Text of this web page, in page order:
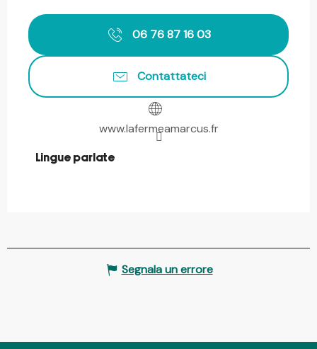
06 76 87 16 03
Contattateci
www.lafermeamarcus.fr
Lingue parlate
Lingue parlate
Segnala un errore